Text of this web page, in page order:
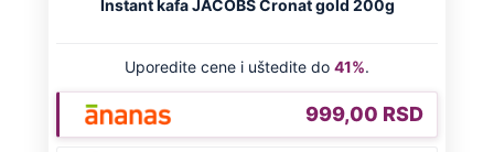
ljudi koji su se razveli odmah nakon